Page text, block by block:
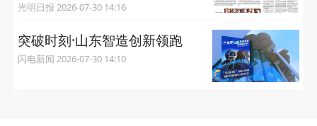
光明日报 2026-07-30 14:16
突破时刻·山东智造创新领跑
闪电新闻 2026-07-30 14:10